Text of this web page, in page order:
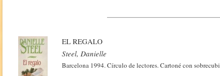
EL REGALO
Steel, Danielle
Barcelona 1994. Círculo de lectores. Cartoné con